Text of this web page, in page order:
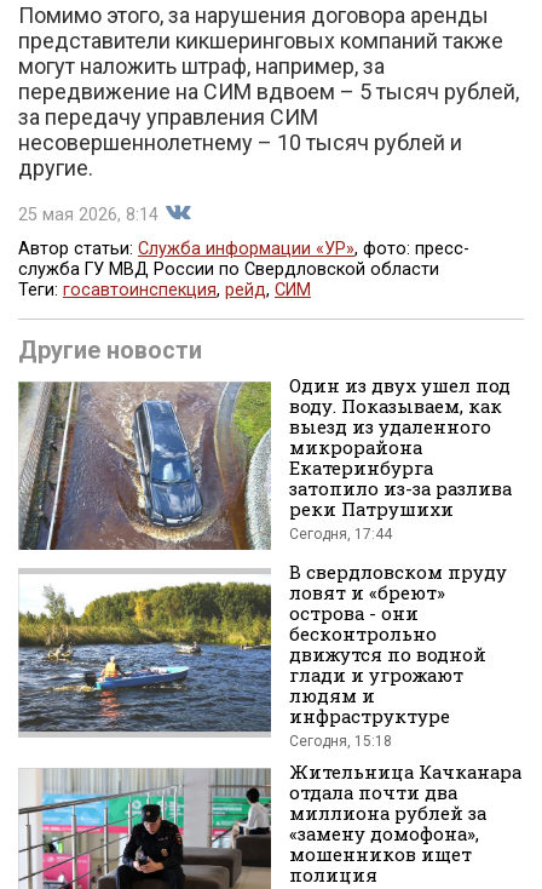
Помимо этого, за нарушения договора аренды
представители кикшеринговых компаний также
могут наложить штраф, например, за
передвижение на СИМ вдвоем – 5 тысяч рублей,
за передачу управления СИМ
несовершеннолетнему – 10 тысяч рублей и
другие.
25 мая 2026, 8:14
Поделиться
во
Вконтакте
Автор статьи: Служба информации «УР», фото: пресс-
служба ГУ МВД России по Свердловской области
Теги: госавтоинспекция, рейд, СИМ
Другие новости
Один из двух ушел под
воду. Показываем, как
выезд из удаленного
микрорайона
Екатеринбурга
затопило из-за разлива
реки Патрушихи
Сегодня, 17:44
В свердловском пруду
ловят и «бреют»
острова - они
бесконтрольно
движутся по водной
глади и угрожают
людям и
инфраструктуре
Сегодня, 15:18
Жительница Качканара
отдала почти два
миллиона рублей за
«замену домофона»,
мошенников ищет
полиция